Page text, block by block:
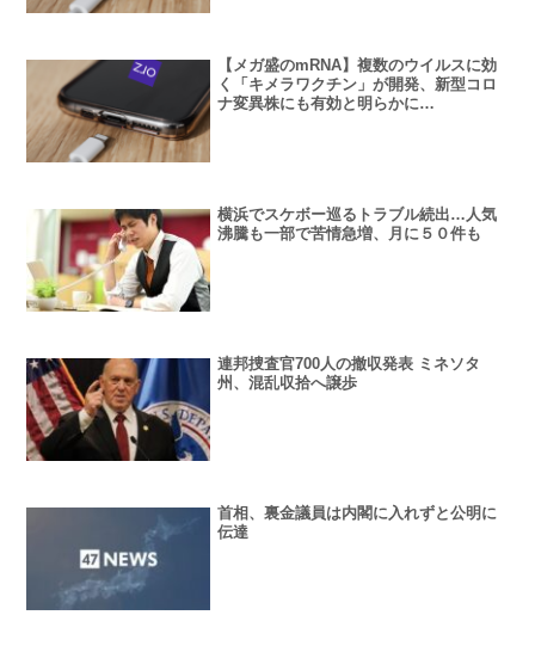
【メガ盛のmRNA】複数のウイルスに効
く「キメラワクチン」が開発、新型コロ
ナ変異株にも有効と明らかに…
横浜でスケボー巡るトラブル続出…人気
沸騰も一部で苦情急増、月に５０件も
連邦捜査官700人の撤収発表 ミネソタ
州、混乱収拾へ譲歩
首相、裏金議員は内閣に入れずと公明に
伝達